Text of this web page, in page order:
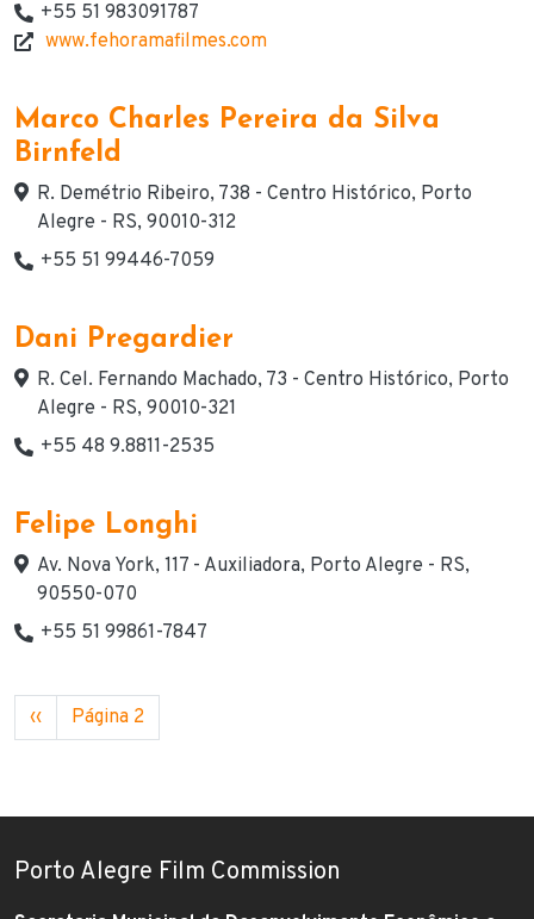
Telefone(s) de contato
+55 51 983091787
Website
www.fehoramafilmes.com
Marco Charles Pereira da Silva
Birnfeld
Endereço
R. Demétrio Ribeiro, 738 - Centro Histórico, Porto
Alegre - RS, 90010-312
Telefone(s) de contato
+55 51 99446-7059
Dani Pregardier
Endereço
R. Cel. Fernando Machado, 73 - Centro Histórico, Porto
Alegre - RS, 90010-321
Telefone(s) de contato
+55 48 9.8811-2535
Felipe Longhi
Endereço
Av. Nova York, 117 - Auxiliadora, Porto Alegre - RS,
90550-070
Telefone(s) de contato
+55 51 99861-7847
Paginação
Página anterior
‹‹ Página 2
Porto Alegre Film Commission